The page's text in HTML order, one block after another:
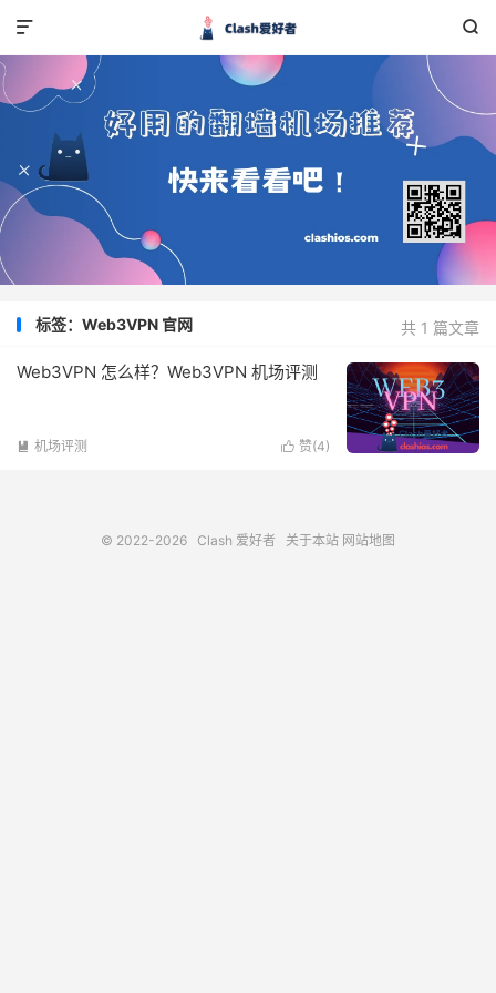


共 1 篇文章
标签：Web3VPN 官网
Web3VPN 怎么样？Web3VPN 机场评测
 赞(4)
 机场评测
© 2022-2026 Clash 爱好者 关于本站 网站地图